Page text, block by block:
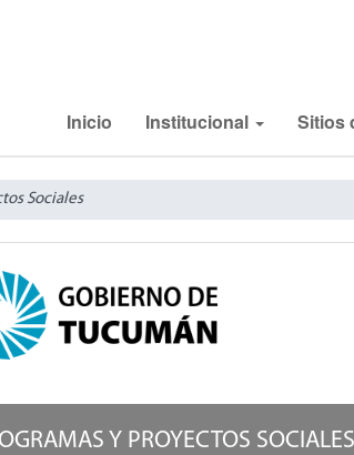
Inicio Institucional Sitios
Sociales
Y PROYECTOS SOCIALES